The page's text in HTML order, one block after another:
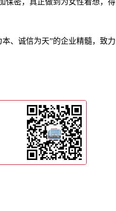
密，真正做到为女性着想，得
诚信为天”的企业精髓，致力